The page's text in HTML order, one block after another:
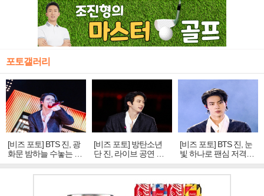
포토갤러리
[비즈 포토] BTS 진, 광
화문 밤하늘 수놓는 '비
주얼 킹'의 열창
[비즈 포토] 방탄소년
단 진, 라이브 공연 중
빛나는 독보적 아우라
[비즈 포토] BTS 진, 눈
빛 하나로 팬심 저격…
독보적 카리스마